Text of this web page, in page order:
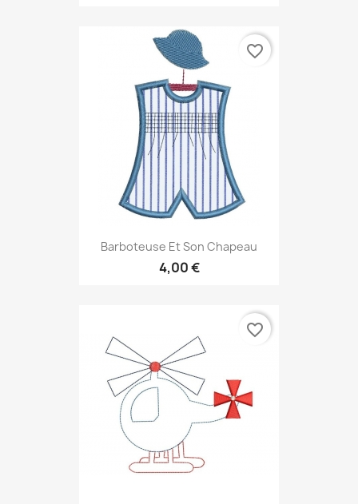
Barboteuse Et Son Chapeau
4,00 €
favorite_border
favorite_border